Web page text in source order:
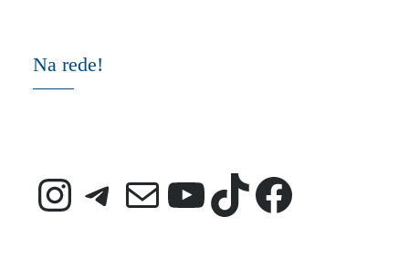
Na rede!
Instagram
Telegram
E-mail
Youtube
TikTok